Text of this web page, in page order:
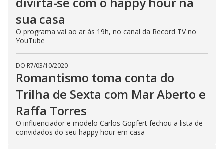
sua casa
O programa vai ao ar às 19h, no canal da Record TV no
YouTube
DO R7/03/10/2020
Romantismo toma conta do
Trilha de Sexta com Mar Aberto e
Raffa Torres
O influenciador e modelo Carlos Gopfert fechou a lista de
convidados do seu happy hour em casa